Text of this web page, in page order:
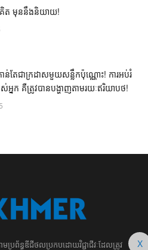
គិត មុននឹងនិយាយ!
ាន់តែជាក្រដាសមួយសន្លឹកប៉ុណ្ណោះ! ការអប់រំ
អ្នក គឺត្រូវបានបង្ហាញតាមរយៈឥរិយាបថ!
ម​ប្រព័ន្ធ​ឌីជីថល​​​ប្រកប​ដោយ​វិជ្ជាជីវៈ​ដែល​​​ត្រូវ​ X